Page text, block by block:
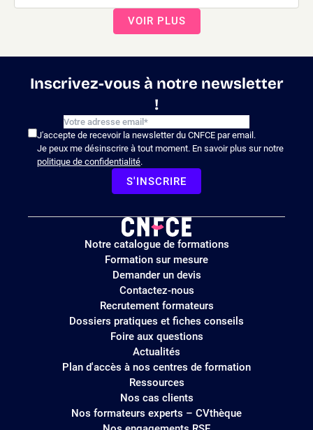
VOIR PLUS
Inscrivez-vous à notre newsletter
!
J'accepte de recevoir la newsletter du CNFCE par email.
Je peux me désinscrire à tout moment. En savoir plus sur notre
politique de confidentialité.
S'INSCRIRE
Logo
site
Notre catalogue de formations
Formation sur mesure
Demander un devis
Contactez-nous
Recrutement formateurs
Dossiers pratiques et fiches conseils
Foire aux questions
Actualités
Plan d'accès à nos centres de formation
Ressources
Nos cas clients
Nos formateurs experts – CVthèque